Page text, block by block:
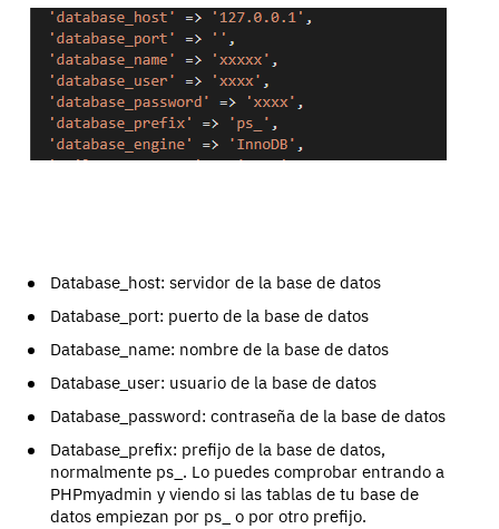
Database_host: servidor de la base de datos
Database_port: puerto de la base de datos
Database_name: nombre de la base de datos
Database_user: usuario de la base de datos
Database_password: contraseña de la base de datos
Database_prefix: prefijo de la base de datos,
normalmente ps_. Lo puedes comprobar entrando a
PHPmyadmin y viendo si las tablas de tu base de
datos empiezan por ps_ o por otro prefijo.